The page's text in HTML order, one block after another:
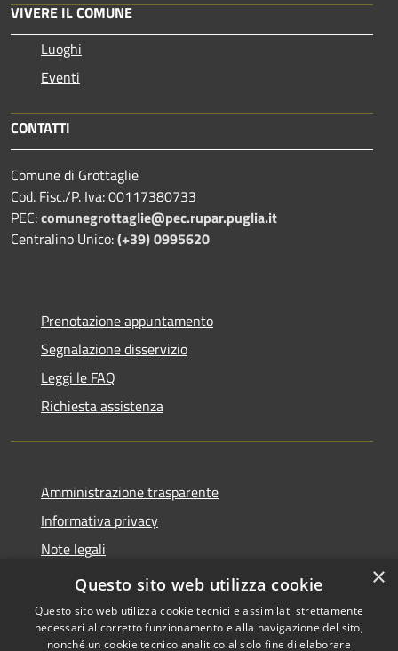
VIVERE IL COMUNE
Luoghi
Eventi
CONTATTI
Comune di Grottaglie
Cod. Fisc./P. Iva: 00117380733
PEC:comunegrottaglie@pec.rupar.puglia.it
Centralino Unico:(+39) 0995620
Prenotazione appuntamento
Segnalazione disservizio
Leggi le FAQ
Richiesta assistenza
Amministrazione trasparente
Informativa privacy
Note legali
Dichiarazione di accessibilità
×
Questo sito web utilizza cookie
Questo sito web utilizza cookie tecnici e assimilati strettamente
necessari al corretto funzionamento e alla navigazione del sito,
nonché un cookie tecnico analitico al solo fine di elaborare